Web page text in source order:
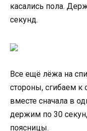
касались пола.
секунд.
Все ещё лёжа на
стороны, сгибаем к
вместе сначала в
держим по 30
поясницы.